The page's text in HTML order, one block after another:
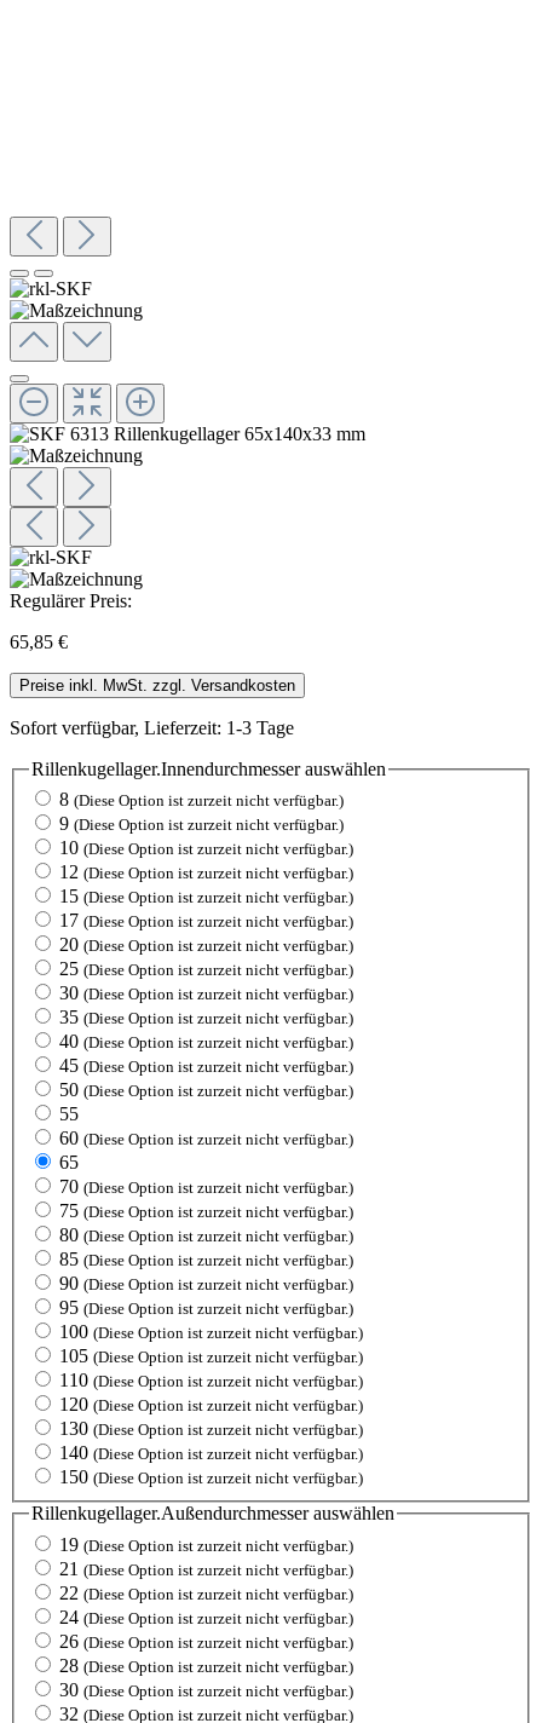
Regulärer Preis:
65,85 €
Preise inkl. MwSt. zzgl. Versandkosten
Sofort verfügbar, Lieferzeit: 1-3 Tage
Rillenkugellager.Innendurchmesserauswählen
8 (Diese Option ist zurzeit nicht verfügbar.)
9 (Diese Option ist zurzeit nicht verfügbar.)
10 (Diese Option ist zurzeit nicht verfügbar.)
12 (Diese Option ist zurzeit nicht verfügbar.)
15 (Diese Option ist zurzeit nicht verfügbar.)
17 (Diese Option ist zurzeit nicht verfügbar.)
20 (Diese Option ist zurzeit nicht verfügbar.)
25 (Diese Option ist zurzeit nicht verfügbar.)
30 (Diese Option ist zurzeit nicht verfügbar.)
35 (Diese Option ist zurzeit nicht verfügbar.)
40 (Diese Option ist zurzeit nicht verfügbar.)
45 (Diese Option ist zurzeit nicht verfügbar.)
50 (Diese Option ist zurzeit nicht verfügbar.)
55
60 (Diese Option ist zurzeit nicht verfügbar.)
65
70 (Diese Option ist zurzeit nicht verfügbar.)
75 (Diese Option ist zurzeit nicht verfügbar.)
80 (Diese Option ist zurzeit nicht verfügbar.)
85 (Diese Option ist zurzeit nicht verfügbar.)
90 (Diese Option ist zurzeit nicht verfügbar.)
95 (Diese Option ist zurzeit nicht verfügbar.)
100 (Diese Option ist zurzeit nicht verfügbar.)
105 (Diese Option ist zurzeit nicht verfügbar.)
110 (Diese Option ist zurzeit nicht verfügbar.)
120 (Diese Option ist zurzeit nicht verfügbar.)
130 (Diese Option ist zurzeit nicht verfügbar.)
140 (Diese Option ist zurzeit nicht verfügbar.)
150 (Diese Option ist zurzeit nicht verfügbar.)
Rillenkugellager.Außendurchmesserauswählen
19 (Diese Option ist zurzeit nicht verfügbar.)
21 (Diese Option ist zurzeit nicht verfügbar.)
22 (Diese Option ist zurzeit nicht verfügbar.)
24 (Diese Option ist zurzeit nicht verfügbar.)
26 (Diese Option ist zurzeit nicht verfügbar.)
28 (Diese Option ist zurzeit nicht verfügbar.)
30 (Diese Option ist zurzeit nicht verfügbar.)
32 (Diese Option ist zurzeit nicht verfügbar.)